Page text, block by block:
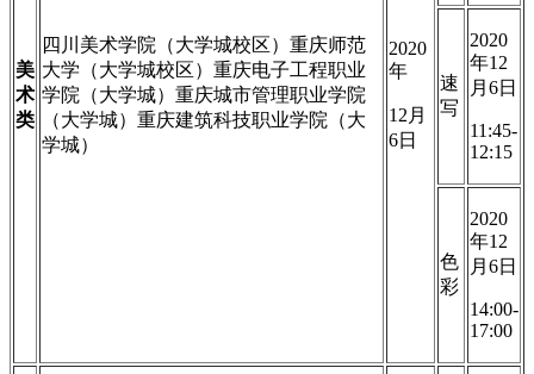
美
术
类
四川美术学院（大学城校区）重庆师范
大学（大学城校区）重庆电子工程职业
学院（大学城）重庆城市管理职业学院
（大学城）重庆建筑科技职业学院（大
学城）
2020
年
12月
6日
速
写
2020
年12
月6日
11:45-
12:15
色
彩
2020
年12
月6日
14:00-
17:00